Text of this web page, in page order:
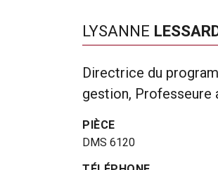
LYSANNE
Directrice du
gestion, Professeure
PIÈCE
DMS 6120